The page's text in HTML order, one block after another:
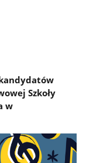
Szkoły
w